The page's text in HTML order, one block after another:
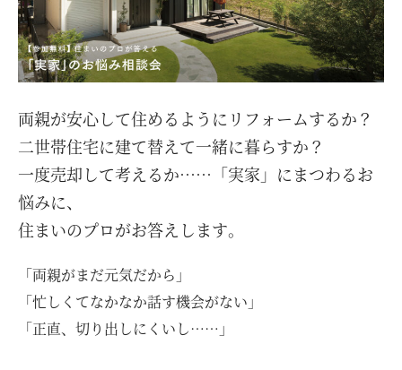
お客様の声
ムービー
リノベーション
ペレットストーブ
よくある質問
両親が安心して住めるようにリフォームするか？
二世帯住宅に建て替えて一緒に暮らすか？
一度売却して考えるか……「実家」にまつわるお
悩みに、
住まいのプロがお答えします。
「両親がまだ元気だから」
「忙しくてなかなか話す機会がない」
「正直、切り出しにくいし……」